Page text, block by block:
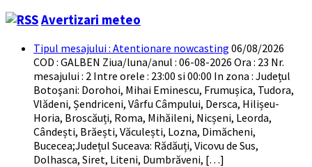
Avertizari meteo
Tipul mesajului : Atentionare nowcasting 06/08/2026
COD : GALBEN Ziua/luna/anul : 06-08-2026 Ora : 23 Nr.
mesajului : 2 Intre orele : 23:00 si 00:00 In zona : Județul
Botoşani: Dorohoi, Mihai Eminescu, Frumușica, Tudora,
Vlădeni, Șendriceni, Vârfu Câmpului, Dersca, Hilișeu-
Horia, Broscăuți, Roma, Mihăileni, Nicșeni, Leorda,
Cândești, Brăești, Văculești, Lozna, Dimăcheni,
Bucecea;Județul Suceava: Rădăuți, Vicovu de Sus,
Dolhasca, Siret, Liteni, Dumbrăveni, […]